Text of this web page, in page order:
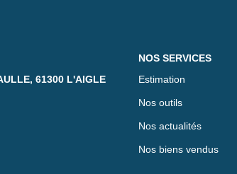
61300 L'AIGLE
NOS SERVICES
Estimation
Nos outils
Nos actualités
Nos biens vendus